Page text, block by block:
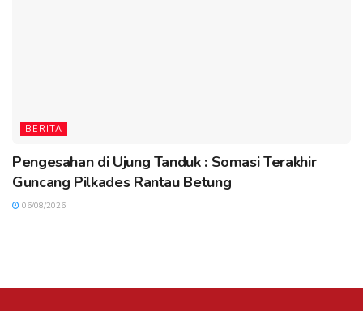
BERITA
Pengesahan di Ujung Tanduk : Somasi Terakhir
Guncang Pilkades Rantau Betung
06/08/2026